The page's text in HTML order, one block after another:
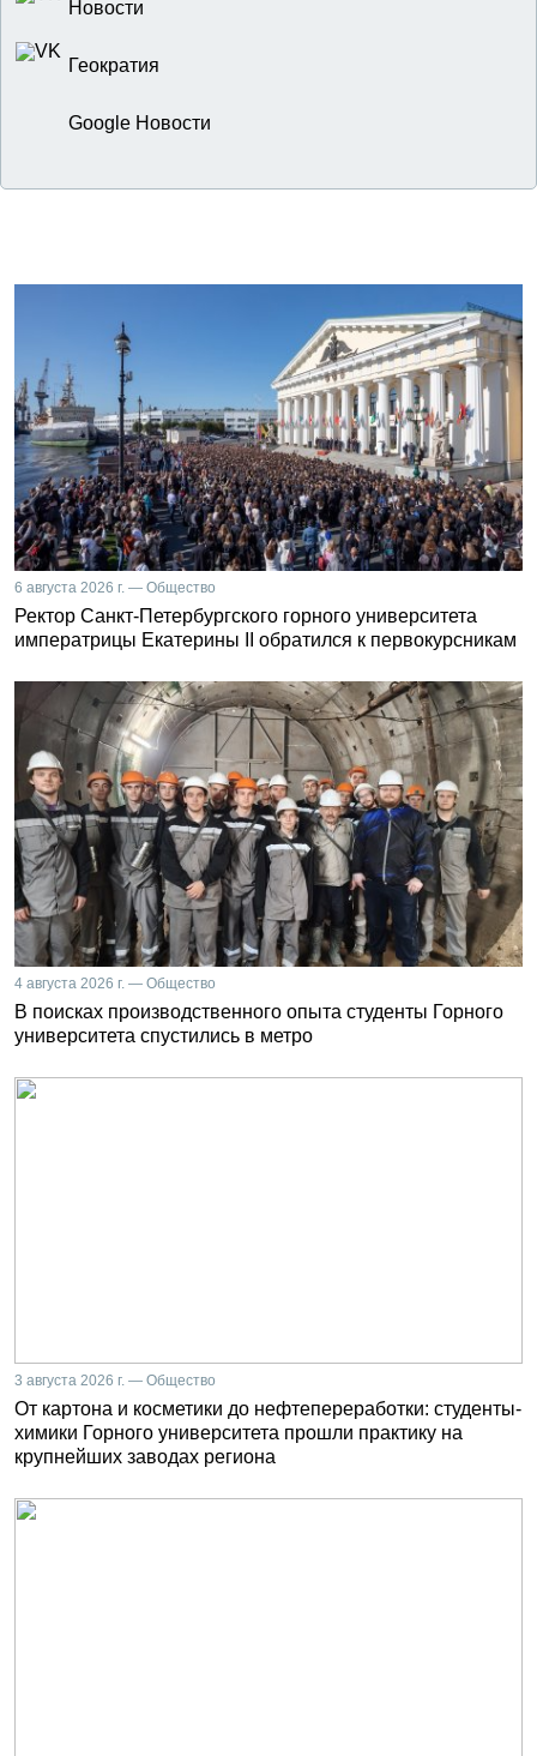
Новости
Геократия
Google Новости
6 августа 2026 г. — Общество
Ректор Санкт-Петербургского горного университета
императрицы Екатерины II обратился к первокурсникам
4 августа 2026 г. — Общество
В поисках производственного опыта студенты Горного
университета спустились в метро
3 августа 2026 г. — Общество
От картона и косметики до нефтепереработки: студенты-
химики Горного университета прошли практику на
крупнейших заводах региона